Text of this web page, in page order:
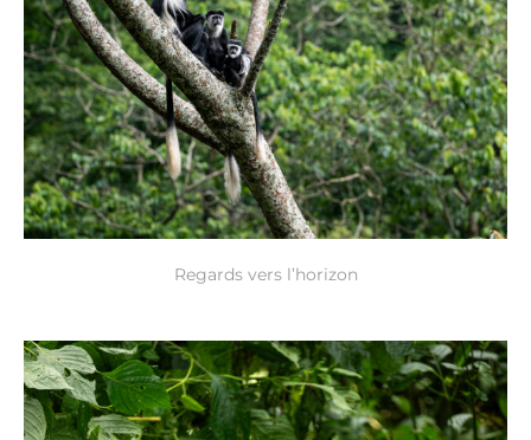
Regards vers l’horizon